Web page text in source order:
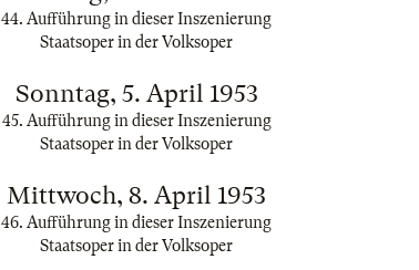
44. Aufführung in dieser Inszenierung
Staatsoper in der Volksoper
Sonntag, 5. April 1953
45. Aufführung in dieser Inszenierung
Staatsoper in der Volksoper
Mittwoch, 8. April 1953
46. Aufführung in dieser Inszenierung
Staatsoper in der Volksoper